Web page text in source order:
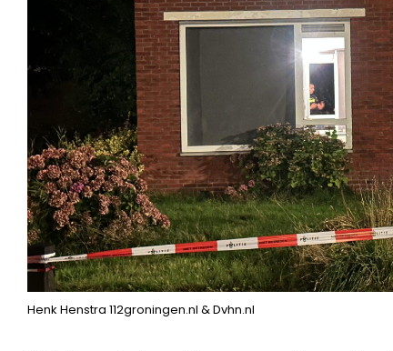
Henk Henstra 112groningen.nl & Dvhn.nl